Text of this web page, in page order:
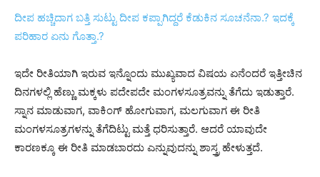
ದೀಪ ಹಚ್ಚಿದಾಗ ಬತ್ತಿ ಸುಟ್ಟು ದೀಪ ಕಪ್ಪಾಗಿದ್ದರೆ ಕೆಡುಕಿನ ಸೂಚನೆನಾ.? ಇದಕ್ಕೆ
ಪರಿಹಾರ ಏನು ಗೊತ್ತಾ.?
ಇದೇ ರೀತಿಯಾಗಿ ಇರುವ ಇನ್ನೊಂದು ಮುಖ್ಯವಾದ ವಿಷಯ ಏನೆಂದರೆ ಇತ್ತೀಚಿನ
ದಿನಗಳಲ್ಲಿ ಹೆಣ್ಣು ಮಕ್ಕಳು ಪದೇಪದೇ ಮಂಗಳಸೂತ್ರವನ್ನು ತೆಗೆದು ಇಡುತ್ತಾರೆ.
ಸ್ನಾನ ಮಾಡುವಾಗ, ವಾಕಿಂಗ್ ಹೋಗುವಾಗ, ಮಲಗುವಾಗ ಈ ರೀತಿ
ಮಂಗಳಸೂತ್ರಗಳನ್ನು ತೆಗೆದಿಟ್ಟು ಮತ್ತೆ ಧರಿಸುತ್ತಾರೆ. ಆದರೆ ಯಾವುದೇ
ಕಾರಣಕ್ಕೂ ಈ ರೀತಿ ಮಾಡಬಾರದು ಎನ್ನುವುದನ್ನು ಶಾಸ್ತ್ರ ಹೇಳುತ್ತದೆ.